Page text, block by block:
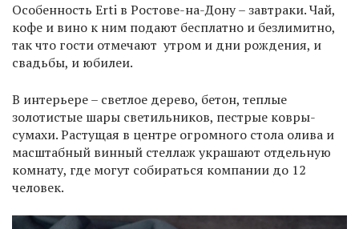
Особенность Erti в Ростове-на-Дону – завтраки. Чай,
кофе и вино к ним подают бесплатно и безлимитно,
так что гости отмечают утром и дни рождения, и
свадьбы, и юбилеи.
В интерьере – светлое дерево, бетон, теплые
золотистые шары светильников, пестрые ковры-
сумахи. Растущая в центре огромного стола олива и
масштабный винный стеллаж украшают отдельную
комнату, где могут собираться компании до 12
человек.